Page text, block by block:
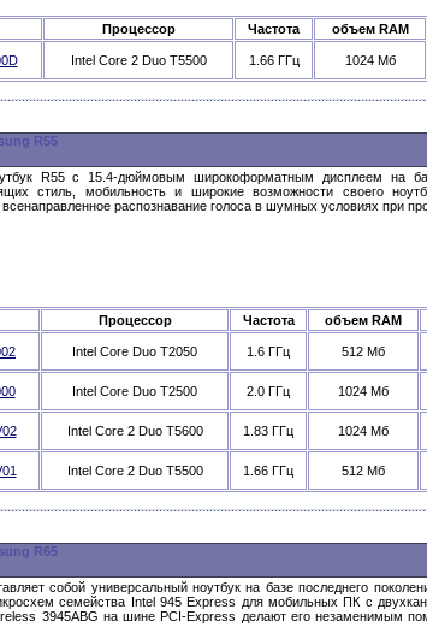
Процессор Частота объем RAM
Intel Core 2 Duo T5500 1.66 ГГц 1024 Мб
R55
R55 с 15.4-дюймовым широкоформатным дисплеем на
стиль, мобильность и широкие возможности своего
распознавание голоса в шумных условиях при
Процессор Частота объем RAM
Intel Core Duo T2050 1.6 ГГц 512 Мб
Intel Core Duo T2500 2.0 ГГц 1024 Мб
Intel Core 2 Duo T5600 1.83 ГГц 1024 Мб
Intel Core 2 Duo T5500 1.66 ГГц 512 Мб
R65
собой универсальный ноутбук на базе последнего
семейства Intel 945 Express для мобильных ПК с
3945ABG на шине PCI-Express делают его незаменимым